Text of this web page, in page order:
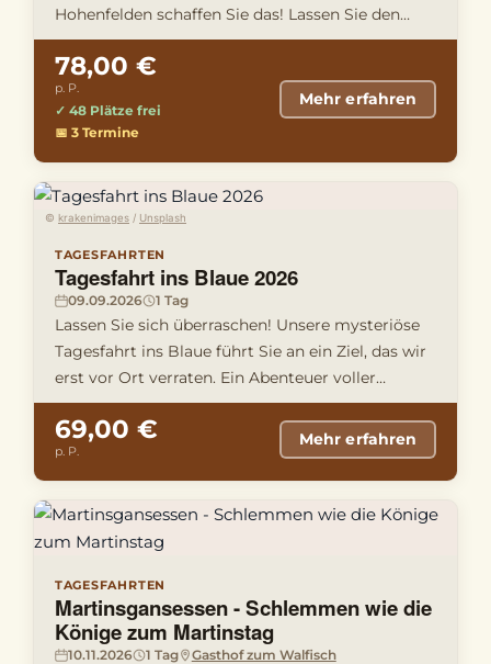
Hohenfelden schaffen Sie das! Lassen Sie den
Alltag hinter sich und tanken Si …
78,00 €
p. P.
✓ 48 Plätze frei
📅 3 Termine
Mehr erfahren
© krakenimages / Unsplash
TAGESFAHRTEN
Tagesfahrt ins Blaue 2026
09.09.2026 1 Tag
Lassen Sie sich überraschen! Unsere mysteriöse
Tagesfahrt ins Blaue führt Sie an ein Ziel, das wir
erst vor Ort verraten. Ein Abenteuer voller
Spannung und Entd …
69,00 €
p. P.
Mehr erfahren
TAGESFAHRTEN
Martinsgansessen - Schlemmen wie die
Könige zum Martinstag
10.11.2026 1 Tag Gasthof zum Walfisch